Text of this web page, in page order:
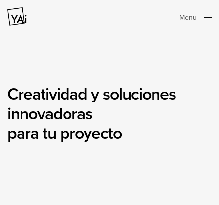
Menu
Creatividad y soluciones
innovadoras
para tu proyecto